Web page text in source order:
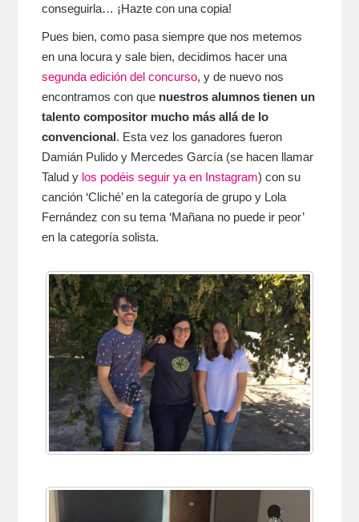
conseguirla… ¡Hazte con una copia!
Pues bien, como pasa siempre que nos metemos
en una locura y sale bien, decidimos hacer una
segunda edición del concurso, y de nuevo nos
encontramos con que nuestros alumnos tienen un
talento compositor mucho más allá de lo
convencional. Esta vez los ganadores fueron
Damián Pulido y Mercedes García (se hacen llamar
Talud y los podéis seguir ya en Instagram) con su
canción ‘Cliché’ en la categoría de grupo y Lola
Fernández con su tema ‘Mañana no puede ir peor’
en la categoría solista.